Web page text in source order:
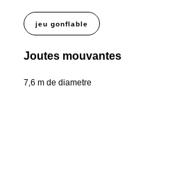
jeu gonflable
Joutes mouvantes
7,6 m de diametre